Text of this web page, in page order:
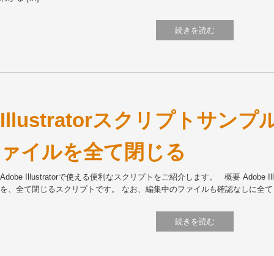
続きを読む
Illustratorスクリプトサンプ
ァイルを全て閉じる
Adobe Illustratorで使える便利なスクリプトをご紹介します。 概要 Adobe
を、全て閉じるスクリプトです。 なお、編集中のファイルも確認なしに全
続きを読む